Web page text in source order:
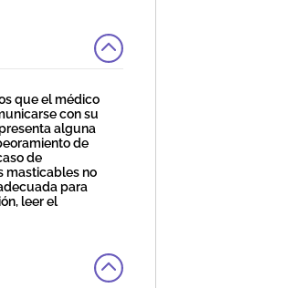
que el médico
con su
alguna
de
de
masticables no
para
leer el